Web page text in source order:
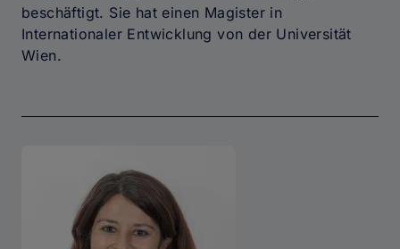
beschäftigt. Sie hat einen Magister in
Internationaler Entwicklung von der Universität
Wien.